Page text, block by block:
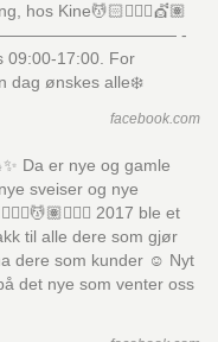
hos Kine💆🏻💆🏼‍♂️💇🏽
📞 ———————————— -
09:00-17:00. For
dag ønskes alle❄️
facebook.com
Da er nye og gamle
sveiser og nye
2017 ble et
til alle dere som gjør
dere som kunder ☺️ Nyt
det nye som venter oss